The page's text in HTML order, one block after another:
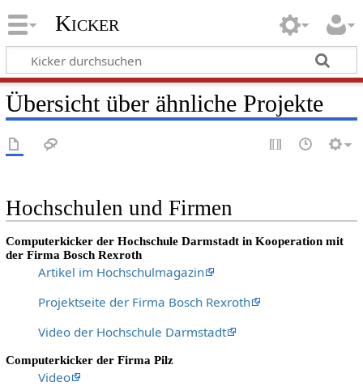
Kicker
Übersicht über ähnliche Projekte
Hochschulen und Firmen
Computerkicker der Hochschule Darmstadt in Kooperation mit
der Firma Bosch Rexroth
Artikel im Hochschulmagazin
Projektseite der Firma Bosch Rexroth
Video der Hochschule Darmstadt
Computerkicker der Firma Pilz
Video